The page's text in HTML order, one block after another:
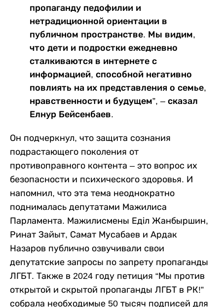
пропаганду педофилии и
нетрадиционной ориентации в
публичном пространстве. Мы видим,
что дети и подростки ежедневно
сталкиваются в интернете с
информацией, способной негативно
повлиять на их представления о семье,
нравственности и будущем”, – сказал
Елнур Бейсенбаев.
Он подчеркнул, что защита сознания
подрастающего поколения от
противоправного контента – это вопрос их
безопасности и психического здоровья. И
напомнил, что эта тема неоднократно
поднималась депутатами Мажилиса
Парламента. Мажилисмены Еділ Жанбыршин,
Ринат Зайыт, Самат Мусабаев и Ардак
Назаров публично озвучивали свои
депутатские запросы по запрету пропаганды
ЛГБТ. Также в 2024 году петиция “Мы против
открытой и скрытой пропаганды ЛГБТ в РК!”
собрала необходимые 50 тысяч подписей для